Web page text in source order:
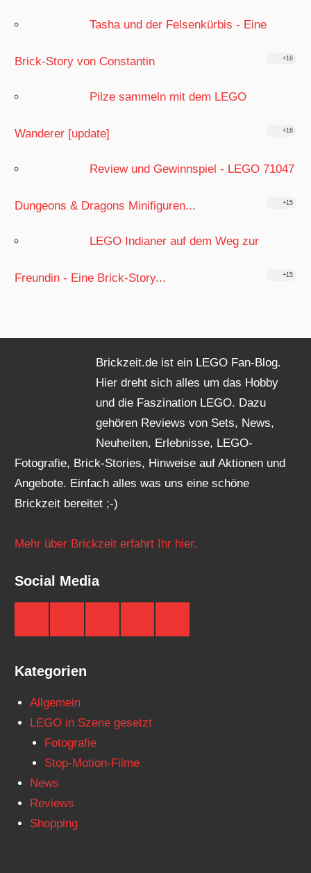
Tasha und der Felsenkürbis - Eine
Brick-Story von Constantin +16
Pilze sammeln mit dem LEGO
Wanderer [update] +16
Review und Gewinnspiel - LEGO 71047
Dungeons & Dragons Minifiguren... +15
LEGO Indianer auf dem Weg zur
Freundin - Eine Brick-Story... +15
Brickzeit.de ist ein LEGO Fan-Blog.
Hier dreht sich alles um das Hobby
und die Faszination LEGO. Dazu
gehören Reviews von Sets, News,
Neuheiten, Erlebnisse, LEGO-
Fotografie, Brick-Stories, Hinweise auf Aktionen und
Angebote. Einfach alles was uns eine schöne
Brickzeit bereitet ;-)
Mehr über Brickzeit erfahrt Ihr hier.
Social Media
Kategorien
Allgemein
LEGO in Szene gesetzt
Fotografie
Stop-Motion-Filme
News
Reviews
Shopping